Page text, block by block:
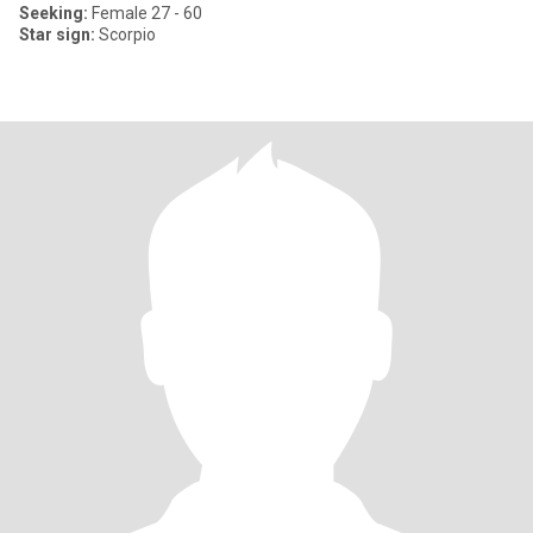
Seeking: Female 27 - 60
Star sign: Scorpio